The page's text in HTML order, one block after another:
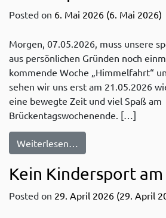
Posted on 6. Mai 2026 (6. Mai 2026)
Morgen, 07.05.2026, muss unsere
aus persönlichen Gründen noch
kommende Woche „Himmelfahrt“
sehen wir uns erst am 21.05.2026
eine bewegte Zeit und viel Spaß am
Brückentagswochenende. […]
Weiterlesen…
Kein Kindersport
Posted on 29. April 2026 (29. April